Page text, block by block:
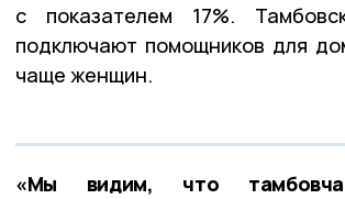
с показателем 17%.
подключают помощников для
чаще женщин.
«Мы видим, что